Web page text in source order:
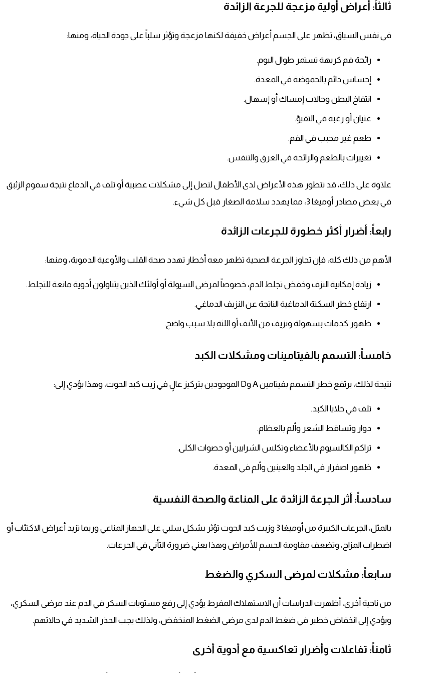
ثالثاً: أعراض أولية مزعجة للجرعة الزائدة
في نفس السياق، تظهر على الجسم أعراض خفيفة لكنها مزعجة وتؤثر سلباً على جودة الحياة، ومنها:
رائحة فم كريهة تستمر طوال اليوم.
إحساس دائم بالحموضة في المعدة.
انتفاخ البطن وحالات إمساك أو إسهال.
غثيان أو رغبة في التقيؤ.
طعم غير محبب في الفم.
تغييرات بالطعم والرائحة في العرق والتنفس.
علاوة على ذلك، قد تتطور هذه الأعراض لدى الأطفال لتصل إلى مشكلات عصبية أو تلف في الدماغ نتيجة سموم الزئبق
في بعض مصادر أوميغا 3، مما يهدد سلامة الصغار قبل كل شيء.
رابعاً: أضرار أكثر خطورة للجرعات الزائدة
الأهم من ذلك كله، فإن تجاوز الجرعة الصحية تظهر معه أخطار تهدد صحة القلب والأوعية الدموية، ومنها:
زيادة إمكانية النزف وخفض تجلط الدم، خصوصاً لمرضى السيولة أو أولئك الذين يتناولون أدوية مانعة للتجلط.
ارتفاع خطر السكتة الدماغية الناتجة عن النزيف الدماغي.
ظهور كدمات بسهولة ونزيف من الأنف أو اللثة بلا سبب واضح.
خامساً: التسمم بالفيتامينات ومشكلات الكبد
نتيجة لذلك، يرتفع خطر التسمم بفيتامين A وD الموجودين بتركيز عالٍ في زيت كبد الحوت، وهذا يؤدي إلى:
تلف في خلايا الكبد.
دوار وتساقط الشعر وألم بالعظام.
تراكم الكالسيوم بالأعضاء وتكلس الشرايين أو حصوات الكلى.
ظهور اصفرار في الجلد والعينين وألم في المعدة.
سادساً: أثر الجرعة الزائدة على المناعة والصحة النفسية
بالمثل، الجرعات الكبيرة من أوميغا 3 وزيت كبد الحوت تؤثر بشكل سلبي على الجهاز المناعي وربما تزيد أعراض الاكتئاب أو
اضطراب المزاج، وتضعف مقاومة الجسم للأمراض وهذا يعني ضرورة التأني في الجرعات.
سابعاً: مشكلات لمرضى السكري والضغط
من ناحية أخرى، أظهرت الدراسات أن الاستهلاك المفرط يؤدي إلى رفع مستويات السكر في الدم عند مرضى السكري،
ويؤدي إلى انخفاض خطير في ضغط الدم لدى مرضى الضغط المنخفض، ولذلك يجب الحذر الشديد في حالاتهم.
ثامناً: تفاعلات وأضرار تعاكسية مع أدوية أخرى